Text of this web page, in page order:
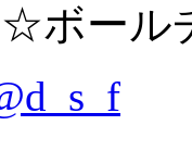
☆ボール